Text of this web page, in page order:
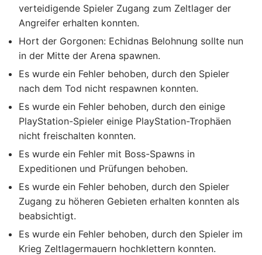
verteidigende Spieler Zugang zum Zeltlager der
Angreifer erhalten konnten.
Hort der Gorgonen: Echidnas Belohnung sollte nun
in der Mitte der Arena spawnen.
Es wurde ein Fehler behoben, durch den Spieler
nach dem Tod nicht respawnen konnten.
Es wurde ein Fehler behoben, durch den einige
PlayStation-Spieler einige PlayStation-Trophäen
nicht freischalten konnten.
Es wurde ein Fehler mit Boss-Spawns in
Expeditionen und Prüfungen behoben.
Es wurde ein Fehler behoben, durch den Spieler
Zugang zu höheren Gebieten erhalten konnten als
beabsichtigt.
Es wurde ein Fehler behoben, durch den Spieler im
Krieg Zeltlagermauern hochklettern konnten.